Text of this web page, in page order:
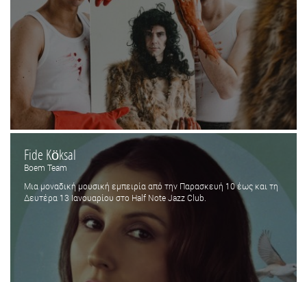
Fide Köksal
Boem Team
Μια μοναδική μουσική εμπειρία από την Παρασκευή 10 έως και τη
Δευτέρα 13 Ιανουαρίου στο Half Note Jazz Club.